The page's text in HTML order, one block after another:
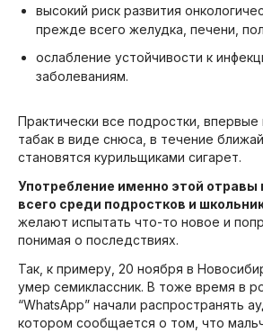
высокий риск развития
прежде всего желудка, печени,
ослабление устойчивости к
заболеваниям.
Практически все подростки, впервые
табак в виде снюса, в течение
становятся курильщиками сигарет.
Употребление именно этой отравы
всего среди подростков и
желают испытать что-то новое и
понимая о последствиях.
Так, к примеру, 20 ноября в
умер семиклассник. В тоже время в
“WhatsApp” начали распространять
котором сообщается о том, что